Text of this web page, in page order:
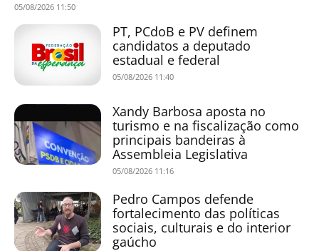
05/08/2026 11:50
PT, PCdoB e PV definem
candidatos a deputado
estadual e federal
05/08/2026 11:40
Xandy Barbosa aposta no
turismo e na fiscalização como
principais bandeiras à
Assembleia Legislativa
05/08/2026 11:16
Pedro Campos defende
fortalecimento das políticas
sociais, culturais e do interior
gaúcho